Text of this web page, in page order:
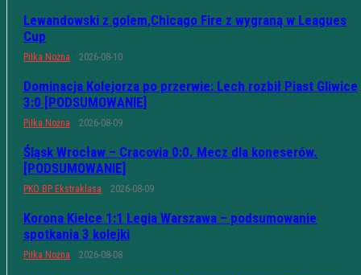
Lewandowski z golem,Chicago Fire z wygraną w Leagues
Cup
Piłka Nożna 2026-08-10
Dominacja Kolejorza po przerwie: Lech rozbił Piast Gliwice
3:0 [PODSUMOWANIE]
Piłka Nożna 2026-08-09
Śląsk Wrocław – Cracovia 0:0. Mecz dla koneserów.
[PODSUMOWANIE]
PKO BP Ekstraklasa 2026-08-09
Korona Kielce 1:1 Legia Warszawa – podsumowanie
spotkania 3 kolejki
Piłka Nożna 2026-08-08